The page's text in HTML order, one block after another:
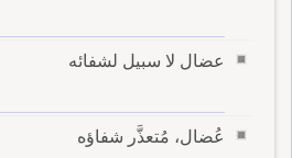
عضال لا سبيل لشفائه
عُضال، مُتعذَّر شفاؤه